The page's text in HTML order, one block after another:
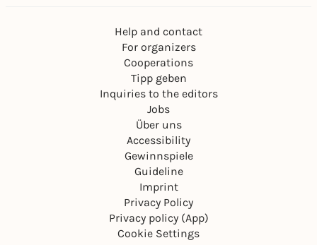
Help and contact
For organizers
Cooperations
Tipp geben
Inquiries to the editors
Jobs
Über uns
Accessibility
Gewinnspiele
Guideline
Imprint
Privacy Policy
Privacy policy (App)
Cookie Settings